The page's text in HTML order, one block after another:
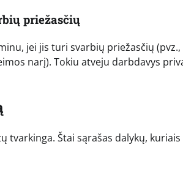
priežasčių
jei jis turi svarbių priežasčių
narį). Tokiu atveju darbdavys
Štai sąrašas dalykų,